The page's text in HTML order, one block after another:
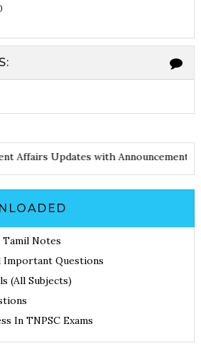
Affairs Updates with
Notes
Important Questions
(All Subjects)
In TNPSC Exams